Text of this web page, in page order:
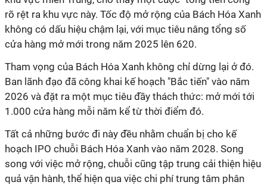
rõ rệt ra khu vực này. Tốc độ mở rộng của Bách Hóa Xanh
không có dấu hiệu chậm lại, với mục tiêu nâng tổng số
cửa hàng mở mới trong năm 2025 lên 620.
Tham vọng của Bách Hóa Xanh không chỉ dừng lại ở đó.
Ban lãnh đạo đã công khai kế hoạch "Bắc tiến" vào năm
2026 và đặt ra một mục tiêu đầy thách thức: mở mới tới
1.000 cửa hàng mỗi năm kể từ thời điểm đó.
Tất cả những bước đi này đều nhằm chuẩn bị cho kế
hoạch IPO chuỗi Bách Hóa Xanh vào năm 2028. Song
song với việc mở rộng, chuỗi cũng tập trung cải thiện hiệu
quả vận hành, thể hiện qua việc chi phí trung tâm phân